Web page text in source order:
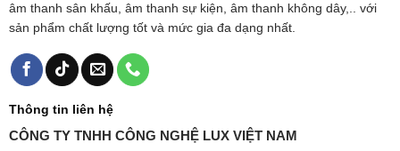
âm thanh sân khấu, âm thanh sự kiện, âm thanh không dây,.. với
sản phẩm chất lượng tốt và mức gia đa dạng nhất.
Thông tin liên hệ
CÔNG TY TNHH CÔNG NGHỆ LUX VIỆT NAM